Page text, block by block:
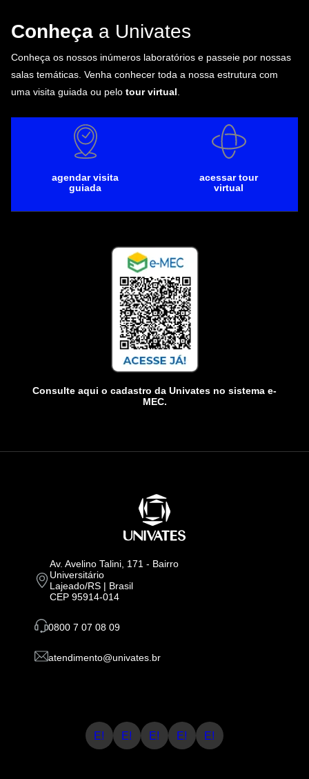
Conheça a Univates
Conheça os nossos inúmeros laboratórios e passeie por nossas
salas temáticas. Venha conhecer toda a nossa estrutura com
uma visita guiada ou pelo tour virtual
agendar visita
guiada
acessar tour
virtual
Consulte aqui o cadastro da Univates no sistema e-
MEC.
Av. Avelino Talini, 171 - Bairro
Universitário
Lajeado/RS | Brasil
CEP 95914-014
0800 7 07 08 09
atendimento@univates.br
E! E! E! E! E!